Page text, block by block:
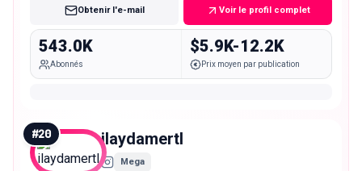
Obtenir l'e-mail Voir le profil complet
543.0K
Abonnés
$5.9K-12.2K
Prix moyen par publication
#20 ilaydamertl
Mega